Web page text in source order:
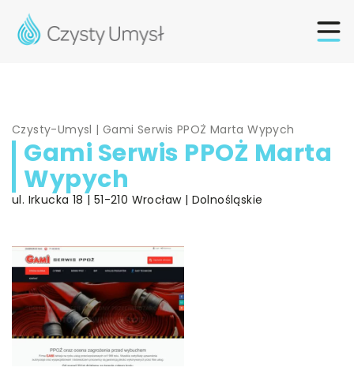
Czysty-Umysl |Gami Serwis PPOŻ Marta Wypych
Gami Serwis PPOŻ Marta
Wypych
ul. Irkucka 18 | 51-210 Wrocław | Dolnośląskie